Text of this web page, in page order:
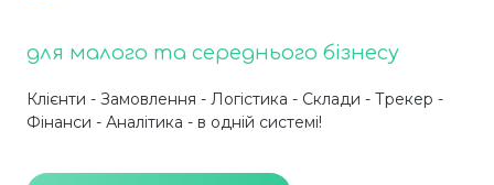
для малого та середнього бізнесу
Клієнти - Замовлення - Логістика - Склади - Трекер -
Фінанси - Аналітика - в одній системі!